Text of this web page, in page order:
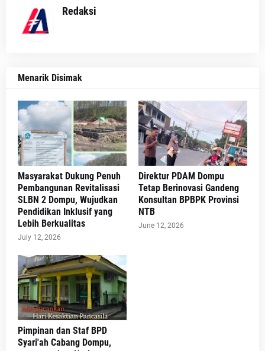
Redaksi
Menarik Disimak
Masyarakat Dukung Penuh
Pembangunan Revitalisasi
SLBN 2 Dompu, Wujudkan
Pendidikan Inklusif yang
Lebih Berkualitas
July 12, 2026
Direktur PDAM Dompu
Tetap Berinovasi Gandeng
Konsultan BPBPK Provinsi
NTB
June 12, 2026
Pimpinan dan Staf BPD
Syari'ah Cabang Dompu,